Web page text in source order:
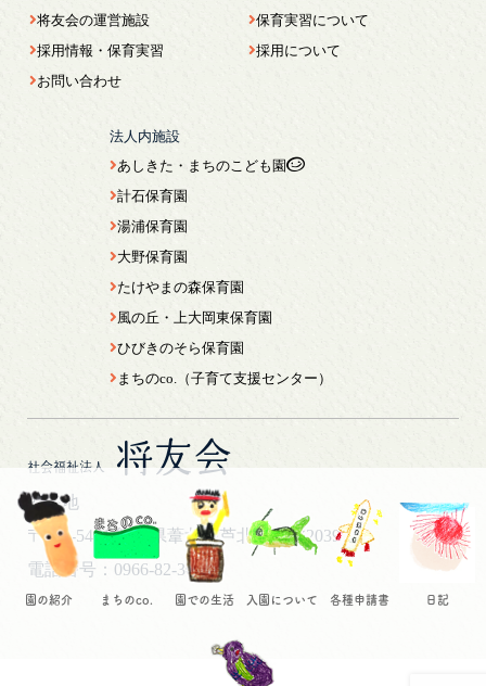
園の紹介 まちのco. 園での生活 入園について 各種申請書 日記
社会福祉法人 将友会
所在地
〒869-5461熊本県葦北郡芦北町芦北2039
電話番号：0966-82-3044
将友会の運営施設
採用情報・保育実習
お問い合わせ
保育実習について
採用について
法人内施設
あしきた・まちのこども園
計石保育園
湯浦保育園
大野保育園
たけやまの森保育園
風の丘・上大岡東保育園
ひびきのそら保育園
まちのco.（子育て支援センター）